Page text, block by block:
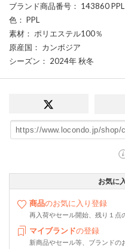
ブランド商品番号 ： 143860 PPL
色 ： PPL
素材 ： ポリエステル100％
原産国 ： カンボジア
シーズン ： 2024年 秋冬
お気に
商品のお気に入り登録
再入荷やセール開始、残り１点
マイブランドの登録
新商品やセール等、ブランドの